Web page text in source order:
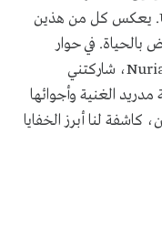
ضمن مجموعة Un Paseo Por Madri. يعكس كل من هذين
بالحياة. في حوار
حصري لي مع خبيرة العطور Nuria Cruelles، شاركتني
الغنية وأجوائها
كاشفة لنا أبرز الخفايا